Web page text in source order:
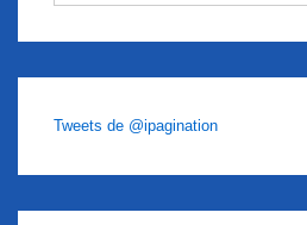
Tweets de @ipagination